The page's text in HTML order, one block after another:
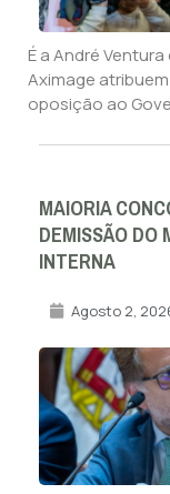
É a André
Aximage
oposição ao
MAIORIA
DEMISSÃO DO
INTERNA
Agosto 2,